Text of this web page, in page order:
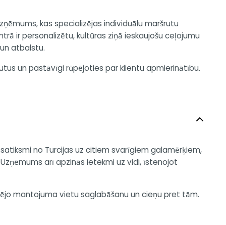
kas specializējas individuālu maršrutu
ir personalizētu, kultūras ziņā ieskaujošu ceļojumu
atbalstu.
un pastāvīgi rūpējoties par klientu apmierinātību.
no Turcijas uz citiem svarīgiem galamērķiem,
arī apzinās ietekmi uz vidi, īstenojot
mantojuma vietu saglabāšanu un cieņu pret tām.